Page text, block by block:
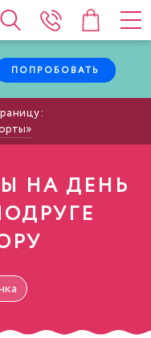
ПОПРОБОВАТЬ
НА ДЕНЬ